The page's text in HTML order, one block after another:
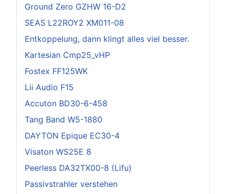
Ground Zero GZHW 16-D2
SEAS L22ROY2 XM011-08
Entkoppelung, dann klingt alles viel besser.
Kartesian Cmp25_vHP
Fostex FF125WK
Lii Audio F15
Accuton BD30-6-458
Tang Band W5-1880
DAYTON Epique EC30-4
Visaton WS25E 8
Peerless DA32TX00-8 (Lifu)
Passivstrahler verstehen